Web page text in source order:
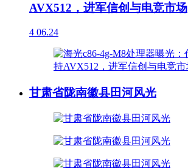
AVX512，进军信创与电竞市场
4 06.24
甘肃省陇南徽县田河风光